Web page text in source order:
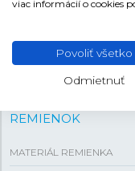
VEĽKOSŤ
PUZDRO
HRÚBKA
REMIENOK
MATERIÁL REMIENKA
viac informácií o cookies
Povoliť všetko
Odmietnuť